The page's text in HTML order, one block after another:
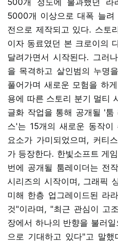
5000개 이상으로 대폭 늘려
전으로 제작되고 있다. 스토
이자 동료였던 본 크로이의
달려가면서 시작된다. 그러
을 목격하고 살인범의 누명
풀어가며 새로운 모험을 하
용에 따른 스토리 분기 멀티
글화 작업을 통해 공개될 '툼
스'는 15개의 새로운 동작이
요소가 가미되었으며, 커티
가 등장한다. 한빛소프트 게
번에 공개될 툼레이더는 전
시리즈의 시작이며, 그래픽
미해 한층 업그레이드된 라
것"이라며, "최근 관심이 고
장에서 하나의 반향을 불러
으로 기대하고 있다"고 말했